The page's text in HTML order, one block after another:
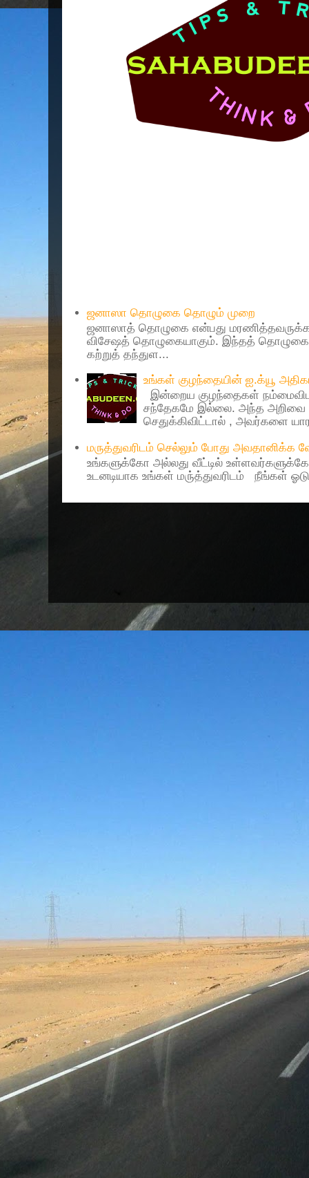
ஜனாஸா தொழுகை தொழும் முறை
ஜனாஸாத் தொழுகை என்பது
விசேஷத் தொழுகையாகும். இந்தத்
கற்றுத் தந்துள...
உங்கள் குழந்தையின் ஐ.க்யூ
இன்றைய குழந்தைகள்
சந்தேகமே இல்லை. அந்த
செதுக்கிவிட்டால் , அவர்களை
மருத்துவரிடம் செல்லும் போது அவதானிக்க
உங்களுக்கோ அல்லது வீட்டில்
உடனடியாக உங்கள் மரு்த்துவரிடம் நீங்கள்